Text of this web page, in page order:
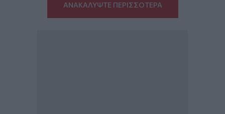
ΑΝΑΚΑΛΥΨΤΕ ΠΕΡΙΣΣΟΤΕΡΑ